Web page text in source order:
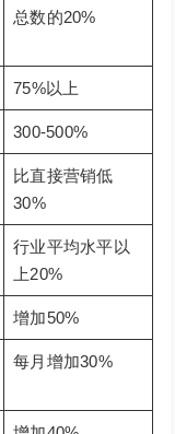
总数的20%
75%以上
300-500%
比直接营销低
30%
行业平均水平以
上20%
增加50%
每月增加30%